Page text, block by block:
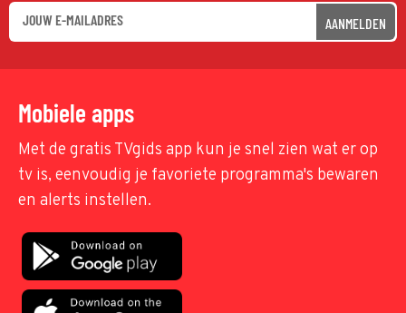
AANMELDEN
Mobiele apps
Met de gratis TVgids app kun je snel zien wat er op
tv is, eenvoudig je favoriete programma's bewaren
en alerts instellen.